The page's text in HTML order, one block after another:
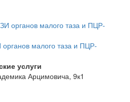
малого таза и ПЦР-
услуги
Арцимовича, 9к1